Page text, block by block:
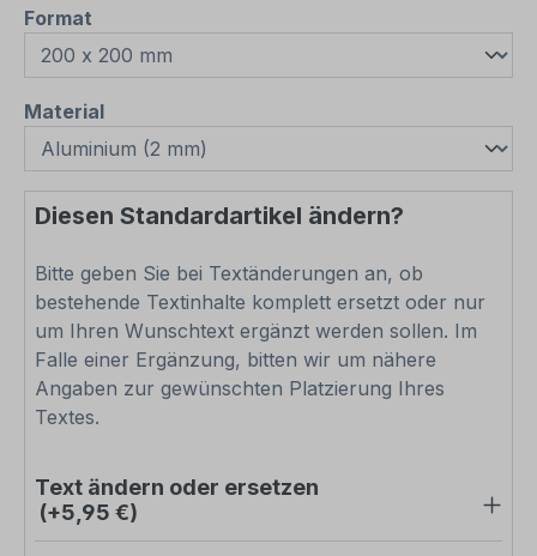
Format
Materialauswählen
Diesen Standardartikel ändern?
Bitte geben Sie bei Textänderungen an, ob
bestehende Textinhalte komplett ersetzt oder nur
um Ihren Wunschtext ergänzt werden sollen. Im
Falle einer Ergänzung, bitten wir um nähere
Angaben zur gewünschten Platzierung Ihres
Textes.
Text ändern oder ersetzen
(+5,95 €)